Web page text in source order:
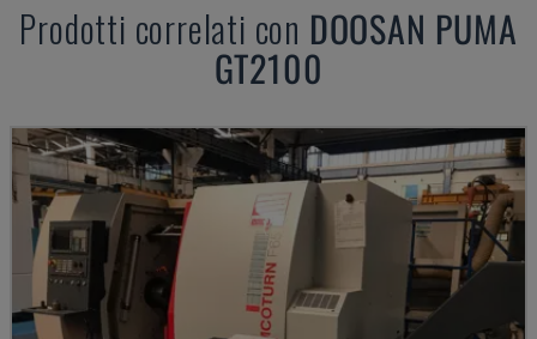
Prodotti correlati con DOOSAN PUMA
GT2100